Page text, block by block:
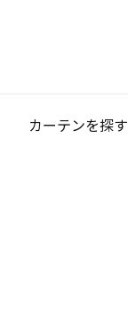
カーテンを探す